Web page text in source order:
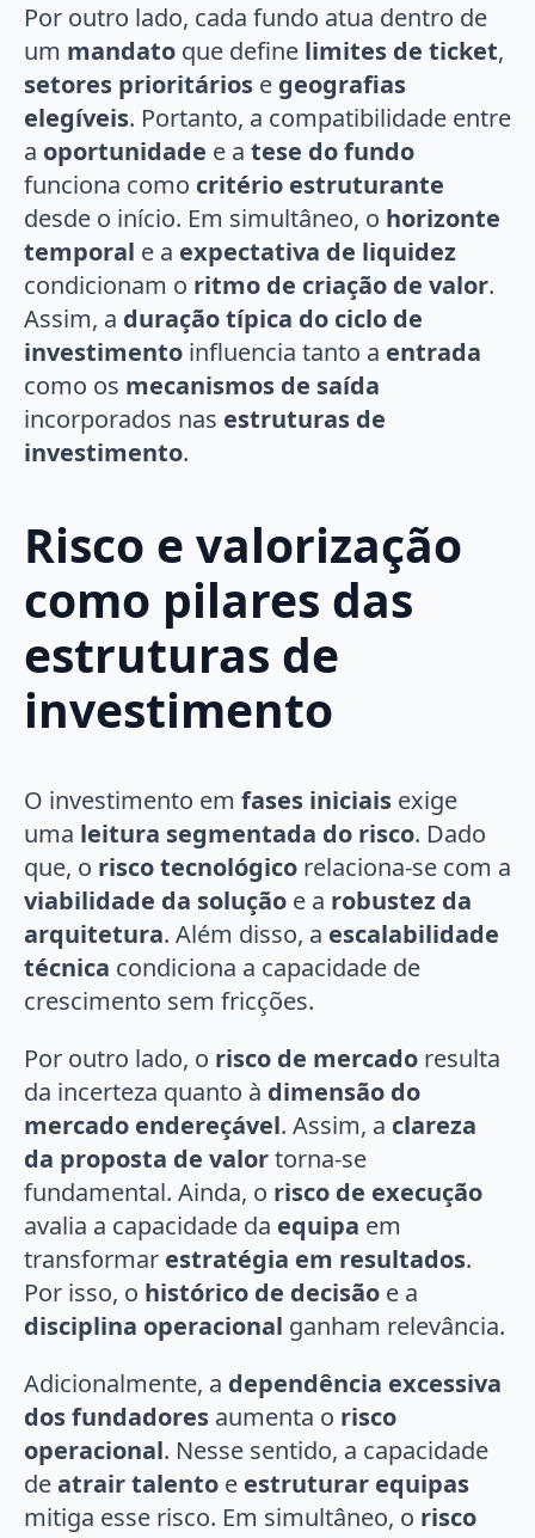
Por outro lado, cada fundo atua dentro de
um mandato que define limites de ticket,
setores prioritários e geografias
elegíveis. Portanto, a compatibilidade entre
a oportunidade e a tese do fundo
funciona como critério estruturante
desde o início. Em simultâneo, o horizonte
temporal e a expectativa de liquidez
condicionam o ritmo de criação de valor.
Assim, a duração típica do ciclo de
investimento influencia tanto a entrada
como os mecanismos de saída
incorporados nas estruturas de
investimento.
Risco e valorização
como pilares das
estruturas de
investimento
O investimento em fases iniciais exige
uma leitura segmentada do risco. Dado
que, o risco tecnológico relaciona-se com a
viabilidade da solução e a robustez da
arquitetura. Além disso, a escalabilidade
técnica condiciona a capacidade de
crescimento sem fricções.
Por outro lado, o risco de mercado resulta
da incerteza quanto à dimensão do
mercado endereçável. Assim, a clareza
da proposta de valortorna-se
fundamental. Ainda, o risco de execução
avalia a capacidade da equipa em
transformar estratégia em resultados.
Por isso, o histórico de decisão e a
disciplina operacional ganham relevância.
Adicionalmente, a dependência excessiva
dos fundadores aumenta o risco
operacional. Nesse sentido, a capacidade
deatrair talento e estruturar equipas
mitiga esse risco. Em simultâneo, o risco